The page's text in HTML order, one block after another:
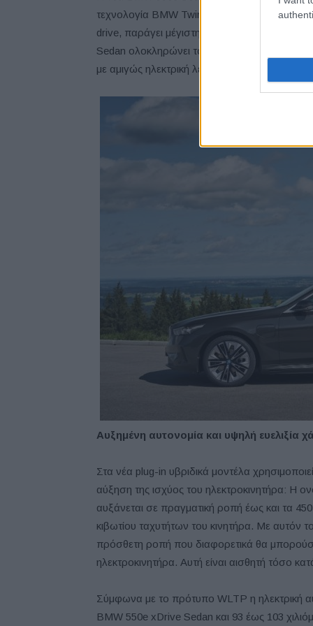
τεχνολογία BMW TwinPower Turbo και, σε
drive, παράγει μέγιστη συνδυαστική ισχύ
Sedan ολοκληρώνει το σπριντ 0 – 100 km/h σε
με αμιγώς ηλεκτρική λειτουργία μπορεί να
Αυξημένη αυτονομία και υψηλή ευελιξία
Στα νέα plug-in υβριδικά μοντέλα
αύξηση της ισχύος του ηλεκτροκινητήρα: Η
αυξάνεται σε πραγματική ροπή έως και τα
κιβωτίου ταχυτήτων του κινητήρα. Με αυτόν
πρόσθετη ροπή που διαφορετικά θα
ηλεκτροκινητήρα. Αυτή είναι αισθητή τόσο
Σύμφωνα με το πρότυπο WLTP η ηλεκτρική
BMW 550e xDrive Sedan και 93 έως 103